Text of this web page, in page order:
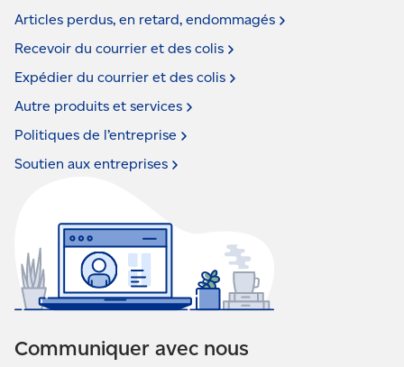
Articles perdus, en retard, endommagés
Recevoir du courrier et des colis
Expédier du courrier et des colis
Autre produits et services
Politiques de l’entreprise
Soutien aux entreprises
Communiquer avec nous